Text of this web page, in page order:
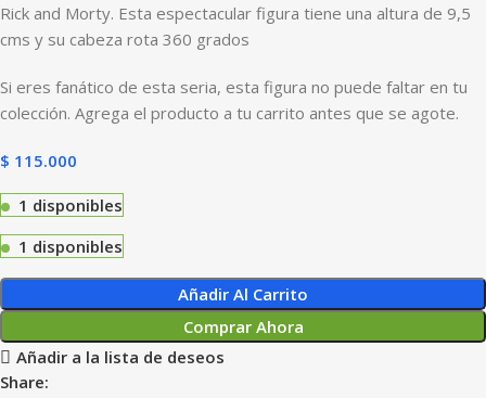
Rick and Morty. Esta espectacular figura tiene una altura de 9,5
cms y su cabeza rota 360 grados
Si eres fanático de esta seria, esta figura no puede faltar en tu
colección. Agrega el producto a tu carrito antes que se agote.
$ 115.000
1 disponibles
1 disponibles
Añadir Al Carrito
Comprar Ahora
Añadir a la lista de deseos
Share: